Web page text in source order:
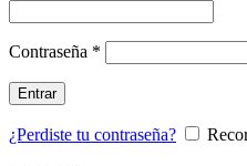
Contraseña *
Entrar
¿Perdiste tu contraseña?